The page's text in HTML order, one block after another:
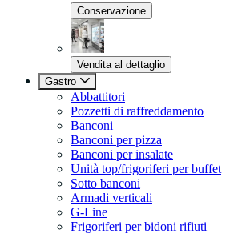
Conservazione
Vendita al dettaglio
Gastro
Abbattitori
Pozzetti di raffreddamento
Banconi
Banconi per pizza
Banconi per insalate
Unità top/frigoriferi per buffet
Sotto banconi
Armadi verticali
G-Line
Frigoriferi per bidoni rifiuti